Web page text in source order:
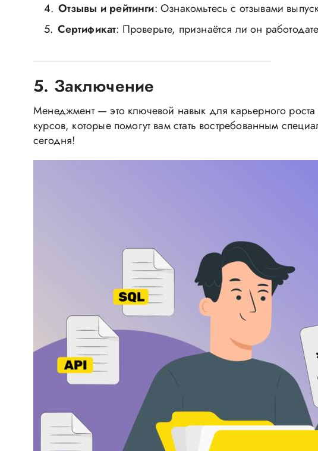
Отзывы и рейтинги: Ознакомьтесь с отзывами
Сертификат: Проверьте, признаётся ли он
5. Заключение
Менеджмент — это ключевой навык для карьерного
курсов, которые помогут вам стать востребованным
сегодня!